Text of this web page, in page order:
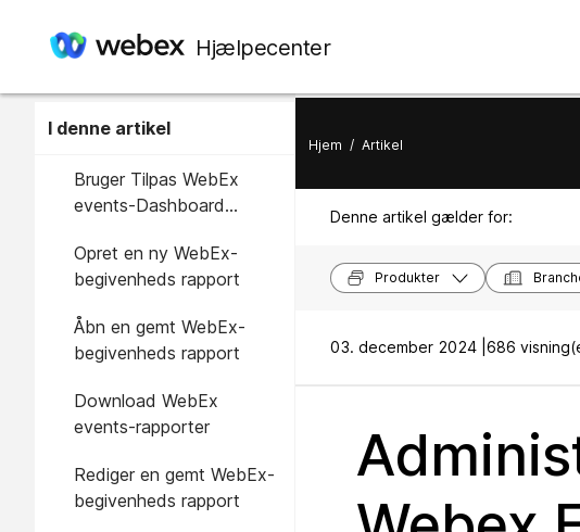
Hjælpecenter
I denne artikel
Bruger Tilpas WebEx
events-Dashboard
Opret en ny WebEx-
begivenheds rapport
Åbn en gemt WebEx-
begivenheds rapport
Download WebEx
events-rapporter
Rediger en gemt WebEx-
begivenheds rapport
Hjem / Artikel
Denne artikel gælder for:
Produkter
03. december 2024 | 686